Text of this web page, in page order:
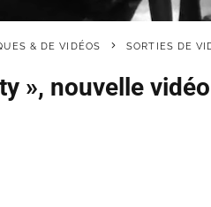
& DE VIDÉOS SORTIES DE
», nouvelle